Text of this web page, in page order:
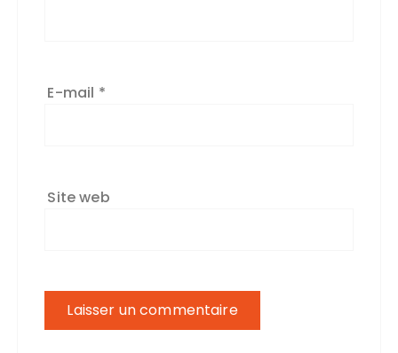
E-mail *
Site web